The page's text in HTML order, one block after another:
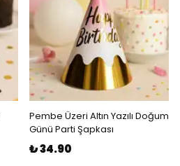
Pembe Üzeri Altın Yazılı Doğum
Günü Parti Şapkası
₺ 34.90